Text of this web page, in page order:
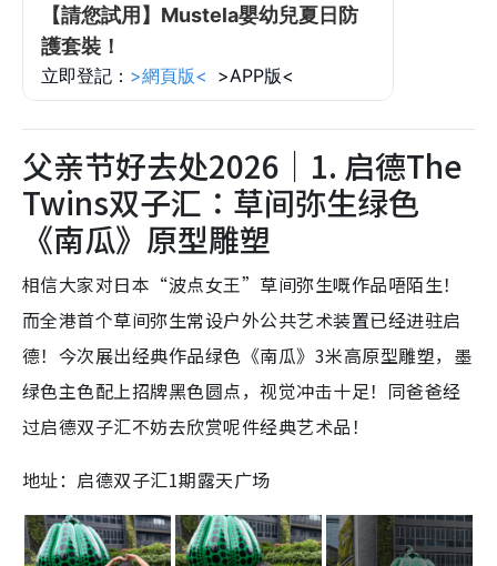
父亲节好去处2026｜1. 启德The
Twins双子汇：草间弥生绿色
《南瓜》原型雕塑
相信大家对日本“波点女王”草间弥生嘅作品唔陌生！
而全港首个草间弥生常设户外公共艺术装置已经进驻启
德！今次展出经典作品绿色《南瓜》3米高原型雕塑，墨
绿色主色配上招牌黑色圆点，视觉冲击十足！同爸爸经
过启德双子汇不妨去欣赏呢件经典艺术品！
地址：启德双子汇1期露天广场